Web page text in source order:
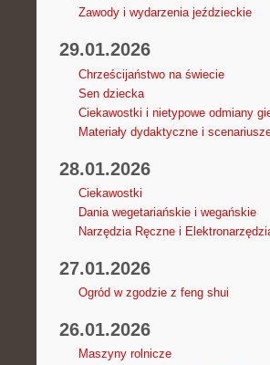
Zawody i wydarzenia jeździeckie
29.01.2026
Chrześcijaństwo na świecie
Sen dziecka
Ciekawostki i nietypowe odmiany
Materiały dydaktyczne i
28.01.2026
Ciekawostki
Dania wegetariańskie i wegańskie
Narzędzia Ręczne i
27.01.2026
Ogród w zgodzie z feng shui
26.01.2026
Maszyny rolnicze